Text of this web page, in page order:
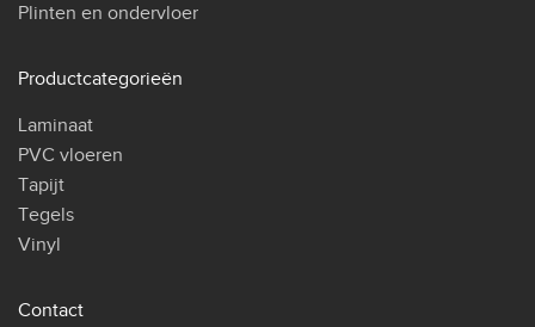
Plinten en ondervloer
Productcategorieën
Laminaat
PVC vloeren
Tapijt
Tegels
Vinyl
Contact